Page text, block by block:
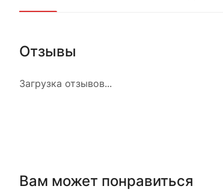
Отзывы
Загрузка отзывов...
Вам может понравиться